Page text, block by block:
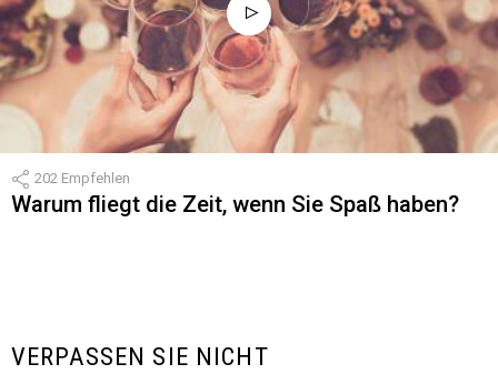
202 Empfehlen
Warum fliegt die Zeit, wenn Sie Spaß haben?
VERPASSEN SIE NICHT